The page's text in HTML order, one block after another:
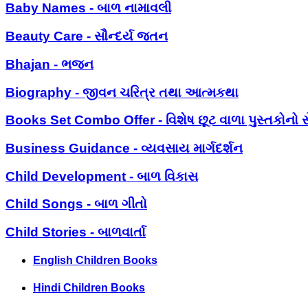
Baby Names - બાળ નામાવલી
Beauty Care - સૌન્દર્ય જતન
Bhajan - ભજન
Biography - જીવન ચરિત્ર તથા આત્મકથા
Books Set Combo Offer - વિશેષ છૂટ વાળા પુસ્તકોનો
Business Guidance - વ્યવસાય માર્ગદર્શન
Child Development - બાળ વિકાસ
Child Songs - બાળ ગીતો
Child Stories - બાળવાર્તા
English Children Books
Hindi Children Books